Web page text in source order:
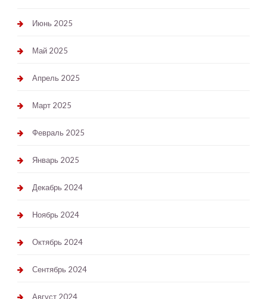
Июнь 2025
Май 2025
Апрель 2025
Март 2025
Февраль 2025
Январь 2025
Декабрь 2024
Ноябрь 2024
Октябрь 2024
Сентябрь 2024
Август 2024